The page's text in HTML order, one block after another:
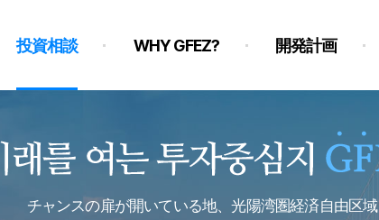
投資相談 WHY GFEZ? 開発計画
チャンスの扉が開いている地、光陽湾圏経済自由区域